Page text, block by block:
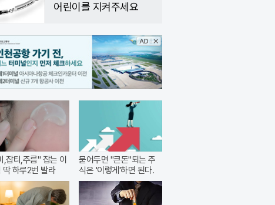
어린이를 지켜주세요
,잡티,주름" 잡는 이
딱 하루2번 발라
묻어두면 "큰돈"되는 주
식은 '이렇게'하면 된다.